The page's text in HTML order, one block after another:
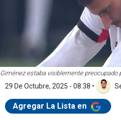
Giménez estaba visiblemente preocupado
29 De Octubre, 2025 - 08:38 •
Agregar La Lista en